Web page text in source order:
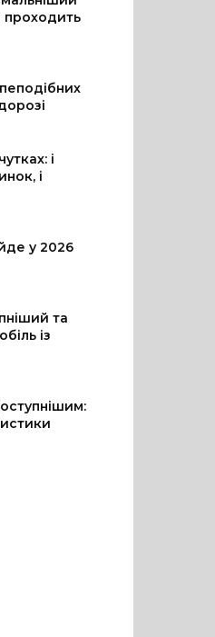
проходить
і
і
у 2026
та
із